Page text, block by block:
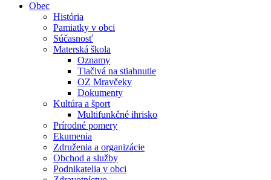
Obec
História
Pamiatky v obci
Súčasnosť
Materská škola
Oznamy
Tlačivá na stiahnutie
OZ Mravčeky
Dokumenty
Kultúra a šport
Multifunkčné ihrisko
Prírodné pomery
Ekumenia
Združenia a organizácie
Obchod a služby
Podnikatelia v obci